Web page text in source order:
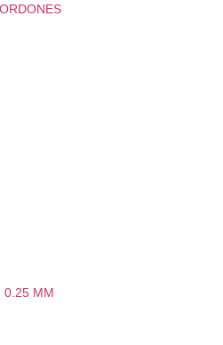
0.25 MM